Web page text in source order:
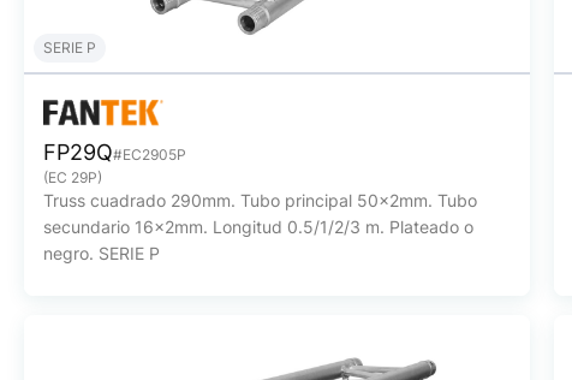
SERIE P
FP29Q#EC2905P
(EC 29P)
Truss cuadrado 290mm. Tubo principal 50x2mm. Tubo
secundario 16x2mm. Longitud 0.5/1/2/3 m. Plateado o
negro. SERIE P